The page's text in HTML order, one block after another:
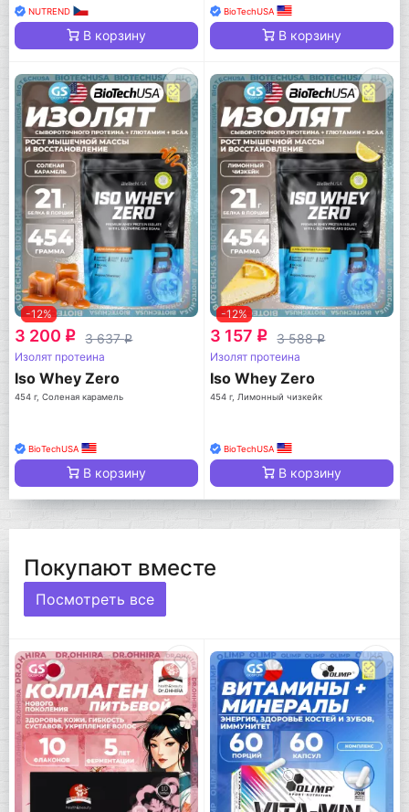
NUTREND
В корзину
BioTechUSA
В корзину
-12%
3 200 q 3 637q
Изолят протеина
Iso Whey Zero
454 г, Соленая карамель
BioTechUSA
В корзину
-12%
3 157 q 3 588q
Изолят протеина
Iso Whey Zero
454 г, Лимонный чизкейк
BioTechUSA
В корзину
Покупают вместе
Посмотреть все